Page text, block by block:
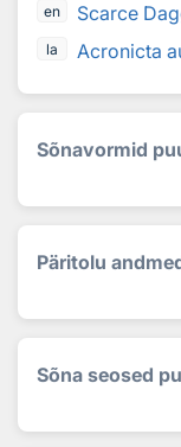
en Scarce
la Acronicta
Sõnavormid
Päritolu
Sõna seosed